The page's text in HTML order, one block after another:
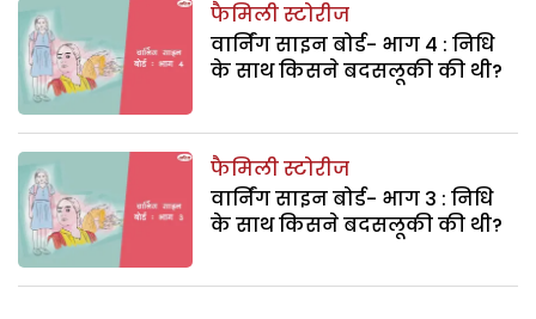
फैमिली स्टोरीज
वार्निंग साइन बोर्ड- भाग 4 : निधि
के साथ किसने बदसलूकी की थी?
फैमिली स्टोरीज
वार्निंग साइन बोर्ड- भाग 3 : निधि
के साथ किसने बदसलूकी की थी?